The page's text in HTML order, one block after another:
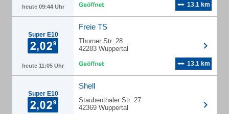
heute 09:44 Uhr 13.1 km
Super E10
heute 11:05 Uhr
Freie TS
Thorner Str. 28
42283 Wuppertal
13.1 km
Super E10
Shell
Staubenthaler Str. 27
42369 Wuppertal